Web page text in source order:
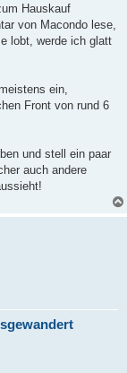
Hauskauf
von Macondo lese,
lobt, werde ich glatt
ein,
Front von rund 6
und stell ein paar
auch andere